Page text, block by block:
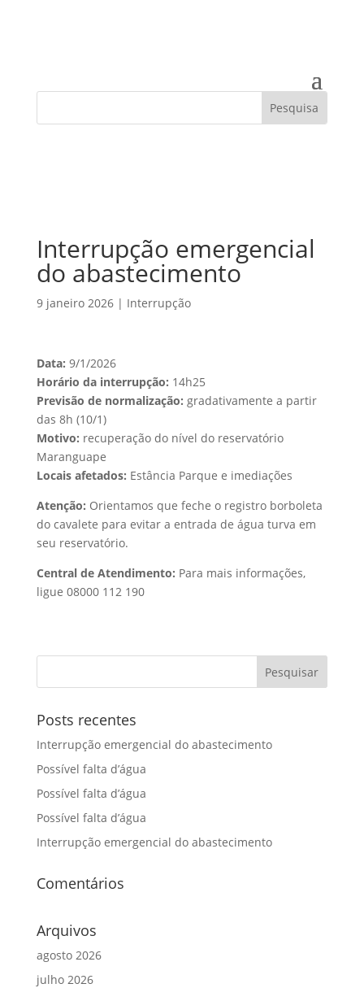
Interrupção emergencial
do abastecimento
9 janeiro 2026| Interrupção
Data: 9/1/2026
Horário da interrupção: 14h25
Previsão de normalização: gradativamente a partir
das 8h (10/1)
Motivo: recuperação do nível do reservatório
Maranguape
Locais afetados: Estância Parque e imediações
Atenção: Orientamos que feche o registro borboleta
do cavalete para evitar a entrada de água turva em
seu reservatório.
Central de Atendimento: Para mais informações,
ligue 08000 112 190
Posts recentes
Interrupção emergencial do abastecimento
Possível falta d’água
Possível falta d’água
Possível falta d’água
Interrupção emergencial do abastecimento
Comentários
Arquivos
agosto 2026
julho 2026